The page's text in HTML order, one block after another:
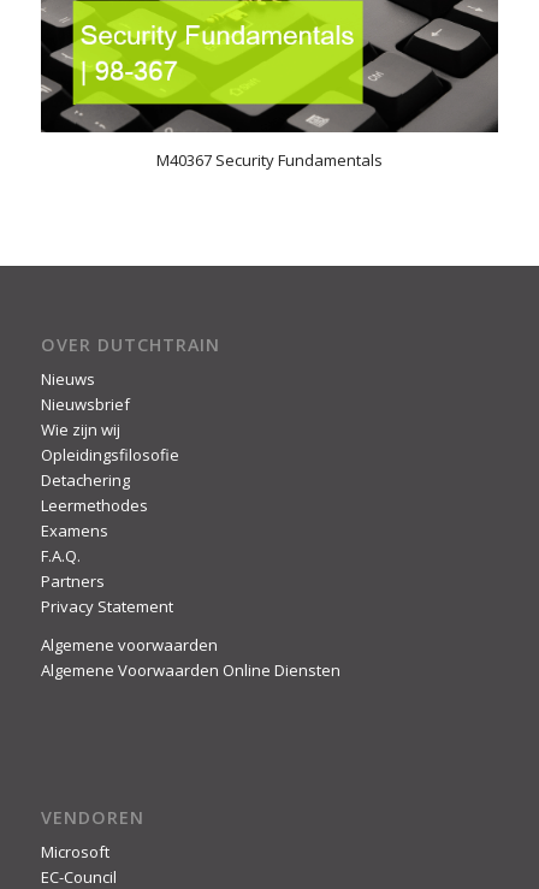
M40367 Security Fundamentals
OVER DUTCHTRAIN
Nieuws
Nieuwsbrief
Wie zijn wij
Opleidingsfilosofie
Detachering
Leermethodes
Examens
F.A.Q.
Partners
Privacy Statement
Algemene voorwaarden
Algemene Voorwaarden Online Diensten
VENDOREN
Microsoft
EC-Council